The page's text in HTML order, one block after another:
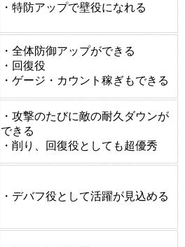
・特防アップで壁役になれる
・全体防御アップができる
・回復役
・ゲージ・カウント稼ぎもできる
・攻撃のたびに敵の耐久ダウンが
できる
・削り、回復役としても超優秀
・デバフ役として活躍が見込める